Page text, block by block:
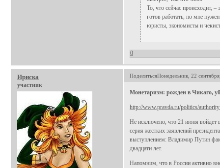
То, что сейчас происходит,
готов работать, но мне
юристы, экономисты и
0
ПоделитьсяПонедельник, 22
Ириска
участник
Монетаризм: рожден в Чикаго,
http://www.pravda.ru/politics/
Не исключено, что 21 июня войдет
серия жестких заявлений
выступлением: Владимир Путин
двадцати лет.
Напомним, что в России активно